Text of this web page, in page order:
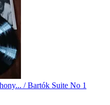
/ Bartók Suite No 1